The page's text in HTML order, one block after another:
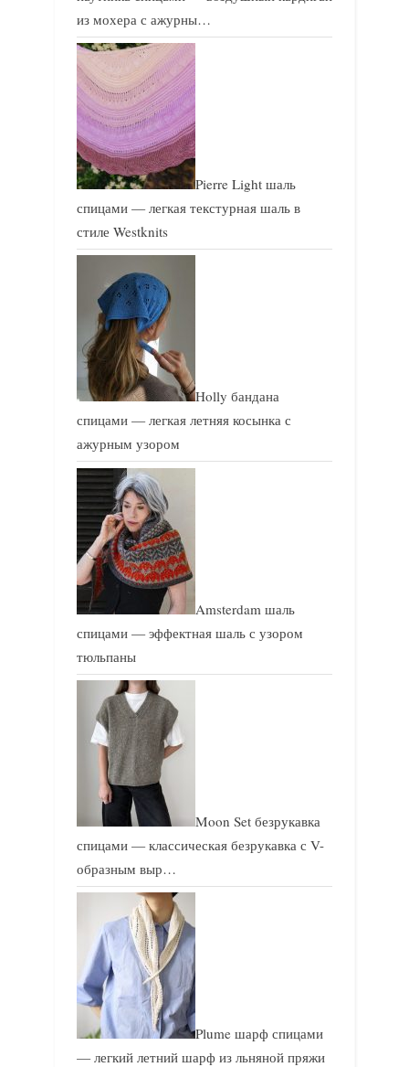
из мохера с ажурны…
Pierre Light шаль
спицами — легкая текстурная шаль в
стиле Westknits
Holly бандана
спицами — легкая летняя косынка с
ажурным узором
Amsterdam шаль
спицами — эффектная шаль с узором
тюльпаны
Moon Set безрукавка
спицами — классическая безрукавка с V-
образным выр…
Plume шарф спицами
— легкий летний шарф из льняной пряжи